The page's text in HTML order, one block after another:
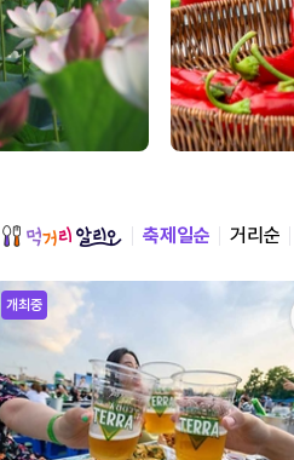
축제일순 거리순
개최중